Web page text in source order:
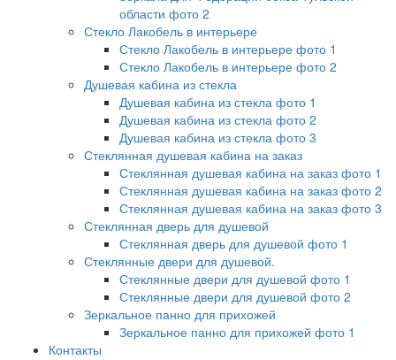
области фото 2
Стекло Лакобель в интерьере
Стекло Лакобель в интерьере фото 1
Стекло Лакобель в интерьере фото 2
Душевая кабина из стекла
Душевая кабина из стекла фото 1
Душевая кабина из стекла фото 2
Душевая кабина из стекла фото 3
Стеклянная душевая кабина на заказ
Стеклянная душевая кабина на заказ фото 1
Стеклянная душевая кабина на заказ фото 2
Стеклянная душевая кабина на заказ фото 3
Стеклянная дверь для душевой
Стеклянная дверь для душевой фото 1
Стеклянные двери для душевой.
Стеклянные двери для душевой фото 1
Стеклянные двери для душевой фото 2
Зеркальное панно для прихожей
Зеркальное панно для прихожей фото 1
Контакты